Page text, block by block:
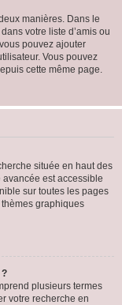
manières. Dans le
votre liste d’amis ou
pouvez ajouter
Vous pouvez
cette même page.
située en haut des
avancée est accessible
sur toutes les pages
graphiques
plusieurs termes
votre recherche en